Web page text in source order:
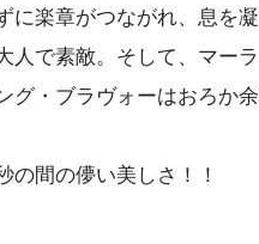
に楽章がつながれ、息を
人で素敵。そして、マー
グ・ブラヴォーはおろか
の間の儚い美しさ！！